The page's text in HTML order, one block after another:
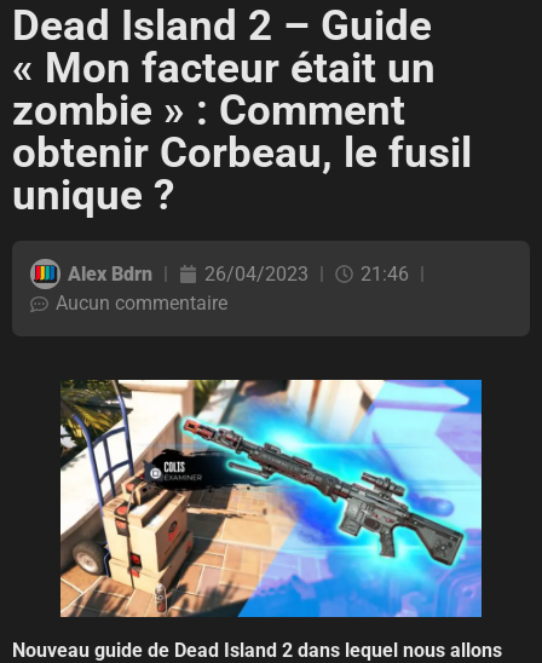
Dead Island 2 – Guide
« Mon facteur était un
zombie » : Comment
obtenir Corbeau, le fusil
unique ?
Alex Bdrn 26/04/2023
21:46
Aucun commentaire
Nouveau guide de Dead Island 2 dans lequel nous allons